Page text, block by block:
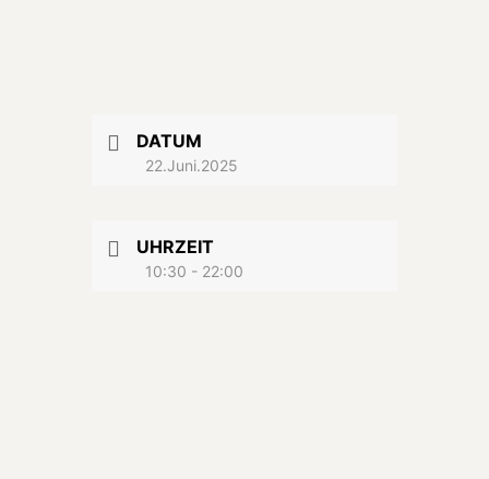
DATUM
22.Juni.2025
UHRZEIT
10:30 - 22:00